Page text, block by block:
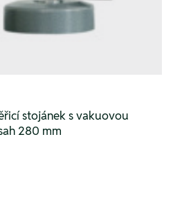
stojánek s vakuovou
280 mm
hinzufügen